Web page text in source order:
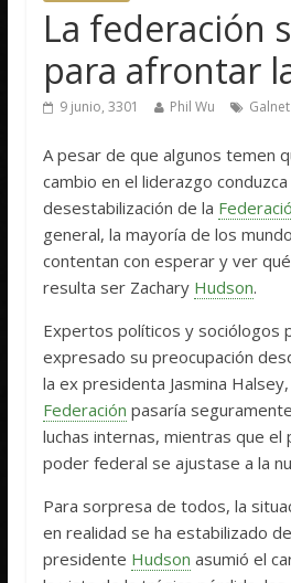
La federación
para afrontar
9 junio, 3301 Phil Wu Galnet
A pesar de que algunos temen
cambio en el liderazgo
desestabilización de la
general, la mayoría de los
contentan con esperar y ver
resulta ser Zachary Hudson.
Expertos políticos y sociólogos
expresado su preocupación
la ex presidenta Jasmina
Federación pasaría
luchas internas, mientras que el
poder federal se ajustase a la
Para sorpresa de todos, la
en realidad se ha estabilizado
presidente Hudson asumió el